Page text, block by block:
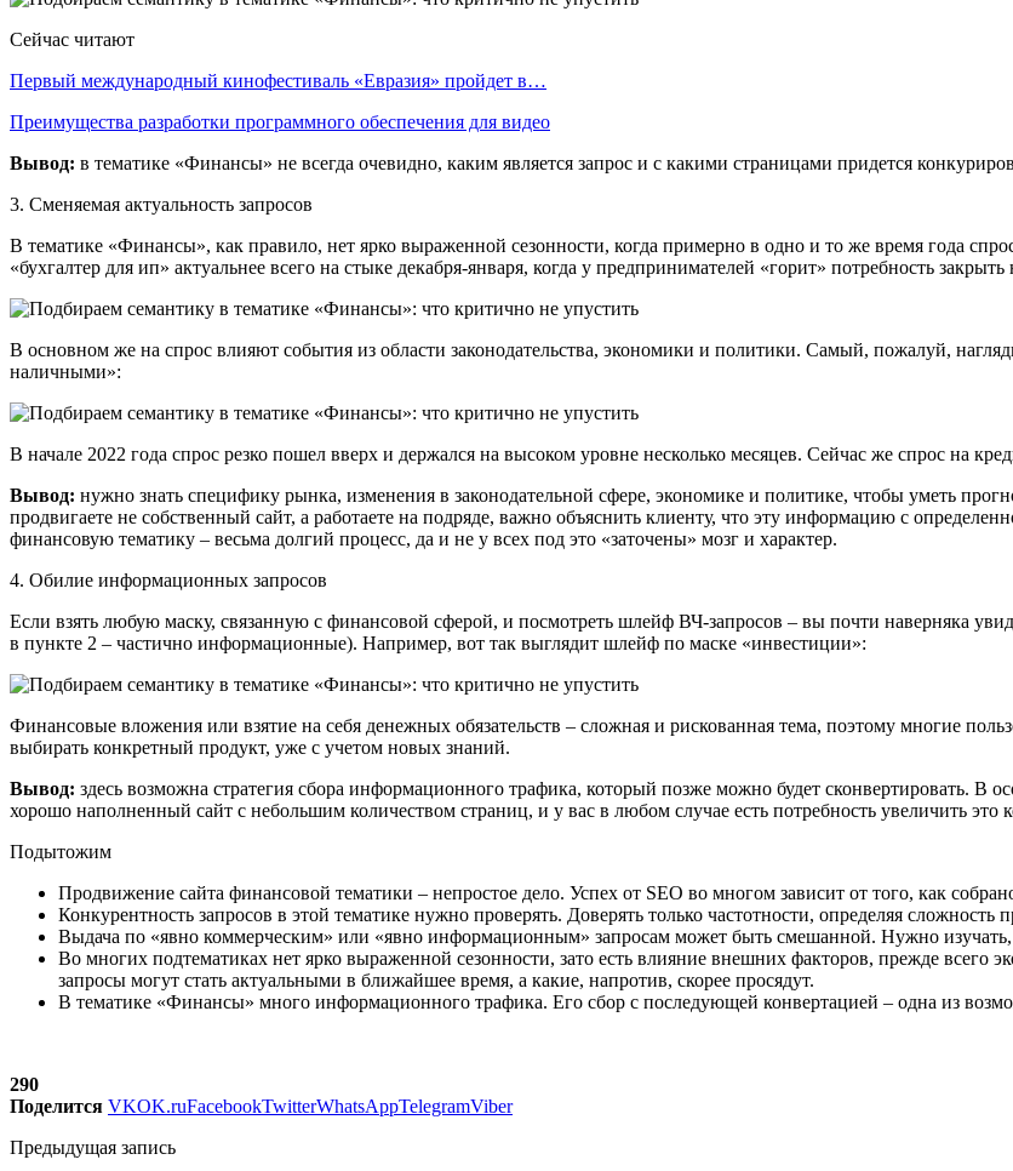
Сейчас читают
Первый международный кинофестиваль «Евразия» пройдет в…
Преимущества разработки программного обеспечения для видео
Вывод: в тематике «Финансы» не всегда очевидно, каким является запрос и с какими страницами придется
3. Сменяемая актуальность запросов
В тематике «Финансы», как правило, нет ярко выраженной сезонности, когда примерно в одно и то же время года
«бухгалтер для ип» актуальнее всего на стыке декабря-января, когда у предпринимателей «горит» потребность
В основном же на спрос влияют события из области законодательства, экономики и политики. Самый, пожалуй,
наличными»:
В начале 2022 года спрос резко пошел вверх и держался на высоком уровне несколько месяцев. Сейчас же спрос на
Вывод: нужно знать специфику рынка, изменения в законодательной сфере, экономике и политике, чтобы уметь
продвигаете не собственный сайт, а работаете на подряде, важно объяснить клиенту, что эту информацию с
финансовую тематику – весьма долгий процесс, да и не у всех под это «заточены» мозг и характер.
4. Обилие информационных запросов
Если взять любую маску, связанную с финансовой сферой, и посмотреть шлейф ВЧ-запросов – вы почти наверняка
в пункте 2 – частично информационные). Например, вот так выглядит шлейф по маске «инвестиции»:
Финансовые вложения или взятие на себя денежных обязательств – сложная и рискованная тема, поэтому многие
выбирать конкретный продукт, уже с учетом новых знаний.
Вывод: здесь возможна стратегия сбора информационного трафика, который позже можно будет сконвертировать. В
хорошо наполненный сайт с небольшим количеством страниц, и у вас в любом случае есть потребность увеличить это
Подытожим
Продвижение сайта финансовой тематики – непростое дело. Успех от SEO во многом зависит от того, как
Конкурентность запросов в этой тематике нужно проверять. Доверять только частотности, определяя сложность
Выдача по «явно коммерческим» или «явно информационным» запросам может быть смешанной. Нужно изучать,
Во многих подтематиках нет ярко выраженной сезонности, зато есть влияние внешних факторов, прежде всего
запросы могут стать актуальными в ближайшее время, а какие, напротив, скорее просядут.
В тематике «Финансы» много информационного трафика. Его сбор с последующей конвертацией – одна из
290
Поделится VKOK.ruFacebookTwitterWhatsAppTelegramViber
Предыдущая запись